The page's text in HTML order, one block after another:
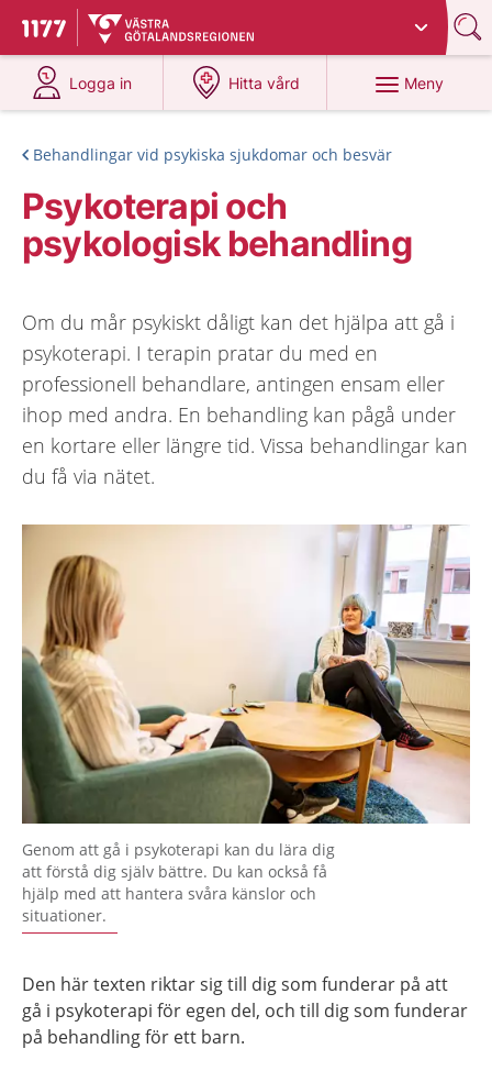
Till startsidan för 1177
Du har valt region
Logga in
på 1177.se
Hitta vård
på 1177.se
Meny
Behandlingar vid psykiska sjukdomar och besvär
Psykoterapi och
psykologisk behandling
Om du mår psykiskt dåligt kan det hjälpa att gå i
psykoterapi. I terapin pratar du med en
professionell behandlare, antingen ensam eller
ihop med andra. En behandling kan pågå under
en kortare eller längre tid. Vissa behandlingar kan
du få via nätet.
Genom att gå i psykoterapi kan du lära dig
att förstå dig själv bättre. Du kan också få
hjälp med att hantera svåra känslor och
situationer.
Den här texten riktar sig till dig som funderar på att
gå i psykoterapi för egen del, och till dig som funderar
på behandling för ett barn.